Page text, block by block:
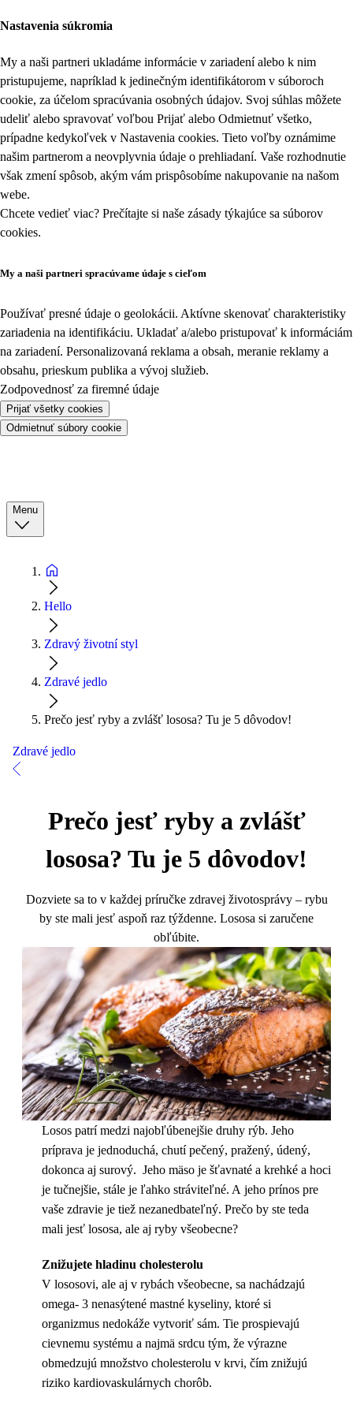
Nastavenia súkromia
My a naši partneri ukladáme informácie v zariadení alebo k nim
pristupujeme, napríklad k jedinečným identifikátorom v súboroch
cookie, za účelom spracúvania osobných údajov. Svoj súhlas môžete
udeliť alebo spravovať voľbou Prijať alebo Odmietnuť všetko,
prípadne kedykoľvek v Nastavenia cookies. Tieto voľby oznámime
našim partnerom a neovplyvnia údaje o prehliadaní. Vaše rozhodnutie
však zmení spôsob, akým vám prispôsobíme nakupovanie na našom
webe.
Chcete vedieť viac? Prečítajte si naše zásady týkajúce sa súborov
cookies.
My a naši partneri spracúvame údaje s cieľom
Používať presné údaje o geolokácii. Aktívne skenovať charakteristiky
zariadenia na identifikáciu. Ukladať a/alebo pristupovať k informáciám
na zariadení. Personalizovaná reklama a obsah, meranie reklamy a
obsahu, prieskum publika a vývoj služieb.
Zodpovednosť za firemné údaje
Prijať všetky cookies
Odmietnuť súbory cookie
Menu
Hello
Zdravý životní styl
Zdravé jedlo
Prečo jesť ryby a zvlášť lososa? Tu je 5 dôvodov!
Zdravé jedlo
Prečo jesť ryby a zvlášť
lososa? Tu je 5 dôvodov!
Dozviete sa to v každej príručke zdravej životosprávy – rybu
by ste mali jesť aspoň raz týždenne. Lososa si zaručene
obľúbite.
Losos patrí medzi najobľúbenejšie druhy rýb. Jeho
príprava je jednoduchá, chutí pečený, pražený, údený,
dokonca aj surový. Jeho mäso je šťavnaté a krehké a hoci
je tučnejšie, stále je ľahko stráviteľné. A jeho prínos pre
vaše zdravie je tiež nezanedbateľný. Prečo by ste teda
mali jesť lososa, ale aj ryby všeobecne?
Znižujete hladinu cholesterolu
V lososovi, ale aj v rybách všeobecne, sa nachádzajú
omega- 3 nenasýtené mastné kyseliny, ktoré si
organizmus nedokáže vytvoriť sám. Tie prospievajú
cievnemu systému a najmä srdcu tým, že výrazne
obmedzujú množstvo cholesterolu v krvi, čím znižujú
riziko kardiovaskulárnych chorôb.